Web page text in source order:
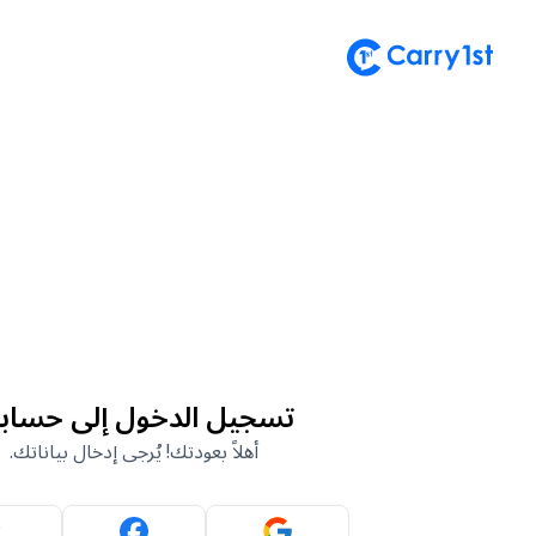
تسجيل الدخول إلى
أهلاً بعودتك! يُرجى إدخال بياناتك.